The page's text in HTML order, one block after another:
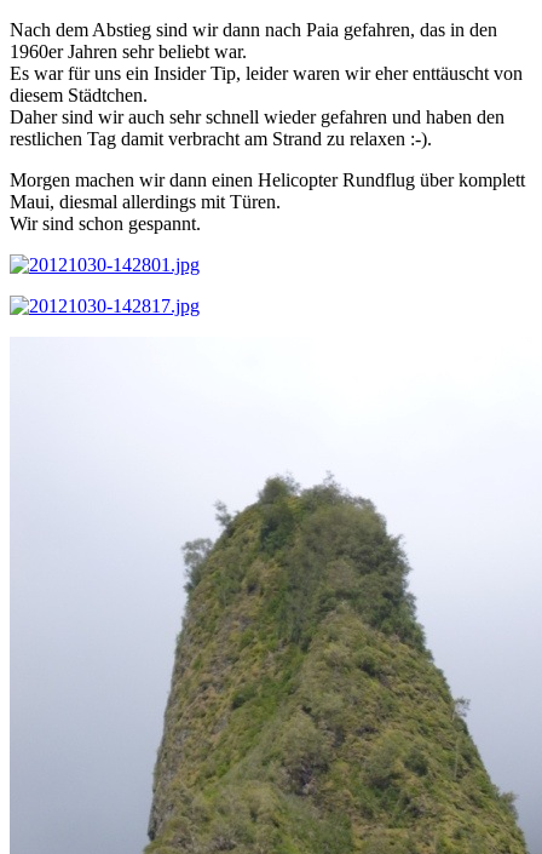
Nach dem Abstieg sind wir dann nach Paia gefahren, das in den
1960er Jahren sehr beliebt war.
Es war für uns ein Insider Tip, leider waren wir eher enttäuscht von
diesem Städtchen.
Daher sind wir auch sehr schnell wieder gefahren und haben den
restlichen Tag damit verbracht am Strand zu relaxen :-).
Morgen machen wir dann einen Helicopter Rundflug über komplett
Maui, diesmal allerdings mit Türen.
Wir sind schon gespannt.